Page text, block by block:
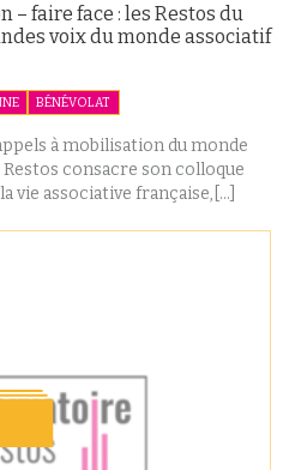
– faire face : les Restos du
voix du monde associatif
BÉNÉVOLAT
à mobilisation du monde
consacre son colloque
vie associative française,[...]